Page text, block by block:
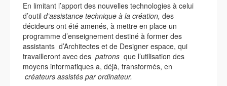
En limitant l’apport des nouvelles technologies à celui
d’outil d’assistance technique à la création, des
décideurs ont été amenés, à mettre en place un
programme d’enseignement destiné à former des
assistants d’Architectes et de Designer espace, qui
travailleront avec des patrons que l’utilisation des
moyens informatiques a, déjà, transformés, en
créateurs assistés par ordinateur.